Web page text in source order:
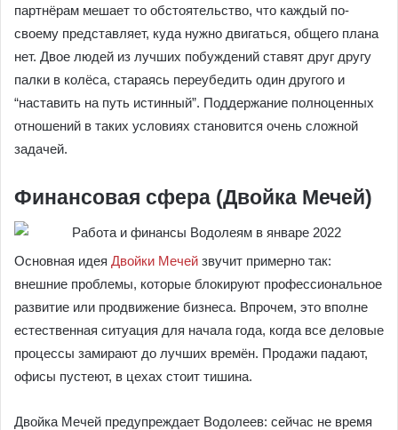
партнёрам мешает то обстоятельство, что каждый по-
своему представляет, куда нужно двигаться, общего плана
нет. Двое людей из лучших побуждений ставят друг другу
палки в колёса, стараясь переубедить один другого и
“наставить на путь истинный”. Поддержание полноценных
отношений в таких условиях становится очень сложной
задачей.
Финансовая сфера (Двойка Мечей)
Основная идея Двойки Мечей звучит примерно так:
внешние проблемы, которые блокируют профессиональное
развитие или продвижение бизнеса. Впрочем, это вполне
естественная ситуация для начала года, когда все деловые
процессы замирают до лучших времён. Продажи падают,
офисы пустеют, в цехах стоит тишина.
Двойка Мечей предупреждает Водолеев: сейчас не время